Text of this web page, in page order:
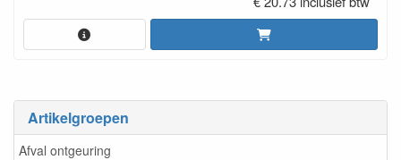
Artikelgroepen
Afval ontgeuring